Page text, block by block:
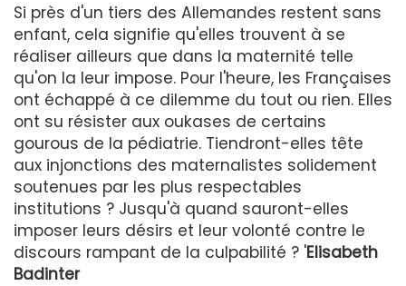
Si près d'un tiers des Allemandes restent sans
enfant, cela signifie qu'elles trouvent à se
réaliser ailleurs que dans la maternité telle
qu'on la leur impose. Pour l'heure, les Françaises
ont échappé à ce dilemme du tout ou rien. Elles
ont su résister aux oukases de certains
gourous de la pédiatrie. Tiendront-elles tête
aux injonctions des maternalistes solidement
soutenues par les plus respectables
institutions ? Jusqu'à quand sauront-elles
imposer leurs désirs et leur volonté contre le
discours rampant de la culpabilité ? 'Elisabeth
Badinter